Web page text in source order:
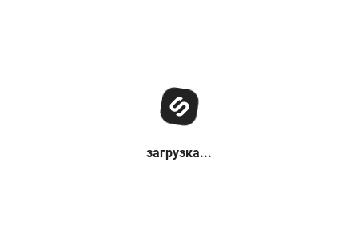
загрузка...